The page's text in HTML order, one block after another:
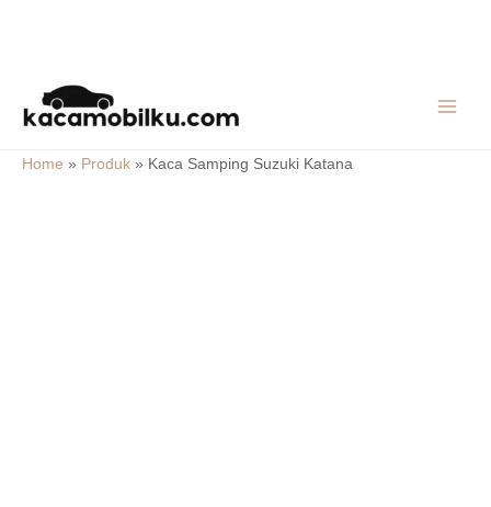
content
Home » Produk » Kaca Samping Suzuki Katana